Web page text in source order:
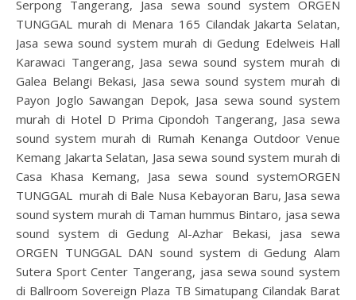
Serpong Tangerang, Jasa sewa sound system ORGEN
TUNGGAL murah di Menara 165 Cilandak Jakarta Selatan,
Jasa sewa sound system murah di Gedung Edelweis Hall
Karawaci Tangerang, Jasa sewa sound system murah di
Galea Belangi Bekasi, Jasa sewa sound system murah di
Payon Joglo Sawangan Depok, Jasa sewa sound system
murah di Hotel D Prima Cipondoh Tangerang, Jasa sewa
sound system murah di Rumah Kenanga Outdoor Venue
Kemang Jakarta Selatan, Jasa sewa sound system murah di
Casa Khasa Kemang, Jasa sewa sound systemORGEN
TUNGGAL murah di Bale Nusa Kebayoran Baru, Jasa sewa
sound system murah di Taman hummus Bintaro, jasa sewa
sound system di Gedung Al-Azhar Bekasi, jasa sewa
ORGEN TUNGGAL DAN sound system di Gedung Alam
Sutera Sport Center Tangerang, jasa sewa sound system
di Ballroom Sovereign Plaza TB Simatupang Cilandak Barat